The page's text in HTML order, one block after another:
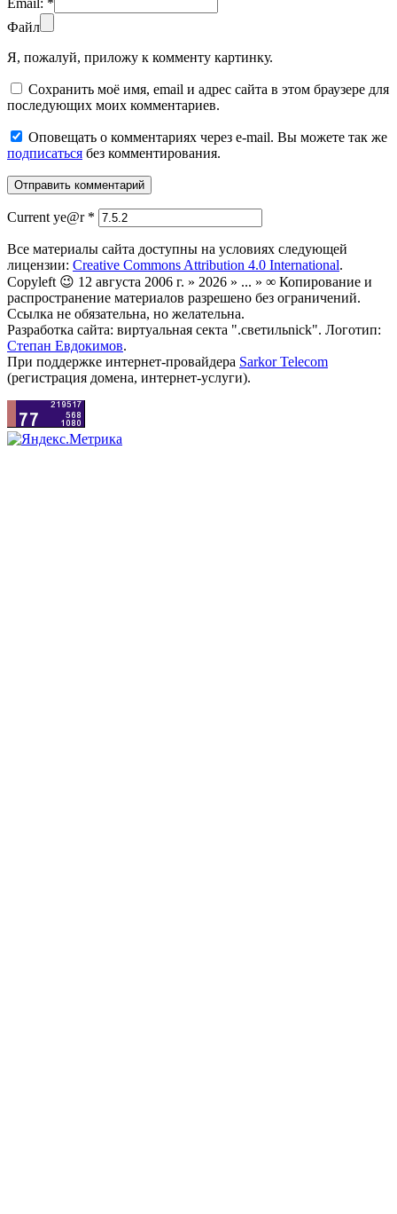
Email: *
Файл
Я, пожалуй, приложу к комменту картинку.
Сохранить моё имя, email и адрес сайта в этом браузере для
последующих моих комментариев.
Оповещать о комментариях через e-mail. Вы можете так же
подписаться без комментирования.
Current ye@r *
Все материалы сайта доступны на условиях следующей
лицензии: Creative Commons Attribution 4.0 International.
Copyleft 😉 12 августа 2006 г. » 2026 » ... » ∞ Копирование и
распространение материалов разрешено без ограничений.
Ссылка не обязательна, но желательна.
Разработка сайта: виртуальная секта ".светильnick". Логотип:
Степан Евдокимов.
При поддержке интернет-провайдера Sarkor Telecom
(регистрация домена, интернет-услуги).